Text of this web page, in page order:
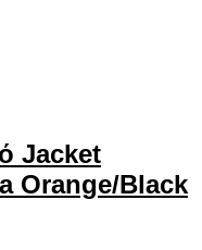
Jacket
Orange/Black